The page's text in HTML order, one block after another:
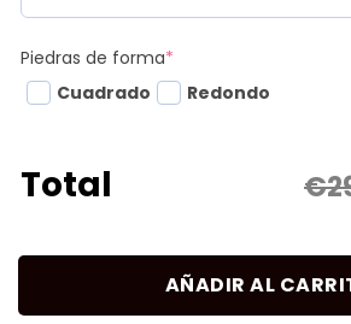
Piedras de forma*
Cuadrado
Redondo
Total
AÑADIR AL